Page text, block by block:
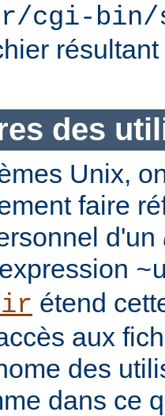
cgi-
des
Unix,
faire
d'un
étend
aux
des
dans ce